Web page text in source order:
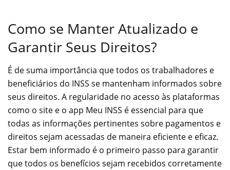
Como se Manter Atualizado e
Garantir Seus Direitos?
É de suma importância que todos os trabalhadores e
beneficiários do INSS se mantenham informados sobre
seus direitos. A regularidade no acesso às plataformas
como o site e o app Meu INSS é essencial para que
todas as informações pertinentes sobre pagamentos e
direitos sejam acessadas de maneira eficiente e eficaz.
Estar bem informado é o primeiro passo para garantir
que todos os benefícios sejam recebidos corretamente